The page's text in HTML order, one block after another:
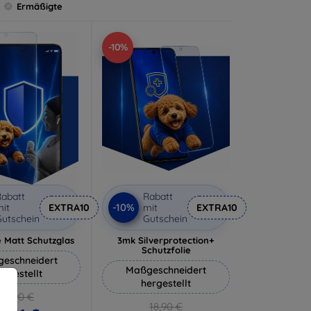
Ermäßigte
EXTRA10
Matt Schutzglas
12,90 €
-10%
-10%
Rabatt
mit
Gutschein
EXTRA10
3mk Silverprotection+
Schutzfolie
Maßgeschneidert
hergestellt
18,90 €